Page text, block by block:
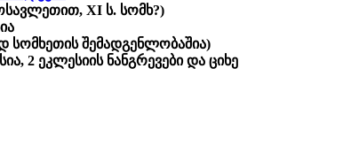
XI ს. სომხ?)
სომხეთის შემადგენლობაშია)
2 ეკლესიის ნანგრევები და ციხე